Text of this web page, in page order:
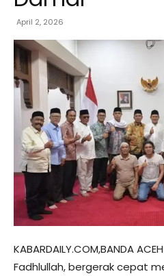
April 2, 2026
KABARDAILY.COM,BANDA
Fadhlullah, bergerak cepat